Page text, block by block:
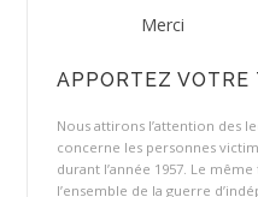
Merci
APPORTEZ VOTRE
Nous attirons l’attention des
concerne les personnes
durant l’année 1957. Le
l’ensemble de la guerre